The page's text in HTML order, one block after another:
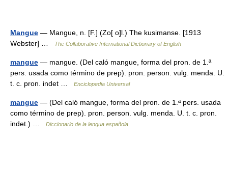
Mangue — Mangue, n. [F.] (Zo[ o]l.) The kusimanse. [1913
Webster] …
The Collaborative International Dictionary of English
mangue — mangue. (Del caló mangue, forma del pron. de 1.ª
pers. usada como término de prep). pron. person. vulg. menda. U.
t. c. pron. indet …
Enciclopedia Universal
mangue — (Del caló mangue, forma del pron. de 1.ª pers. usada
como término de prep). pron. person. vulg. menda. U. t. c. pron.
indet.) …
Diccionario de la lengua española